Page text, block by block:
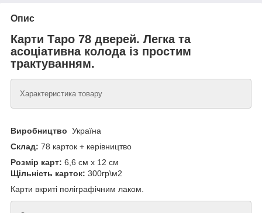
Опис
Карти Таро 78 дверей. Легка та
асоціативна колода із простим
трактуванням.
Характеристика товару
Виробництво Україна
Склад: 78 карток + керівництво
Розмір карт: 6,6 см x 12 см
Щільність карток: 300гр\м2
Карти вкриті поліграфічним лаком.